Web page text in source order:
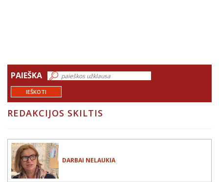
PAIEŠKA
IEŠKOTI
REDAKCIJOS SKILTIS
DARBAI NELAUKIA